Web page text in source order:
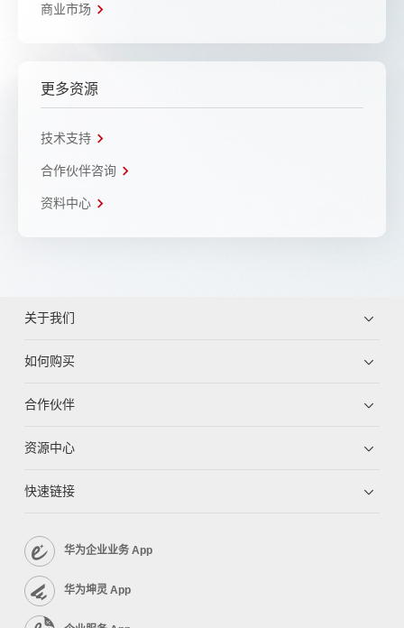
商业市场
更多资源
技术支持
合作伙伴咨询
资料中心
关于我们
如何购买
合作伙伴
资源中心
快速链接
华为企业业务 App
华为坤灵 App